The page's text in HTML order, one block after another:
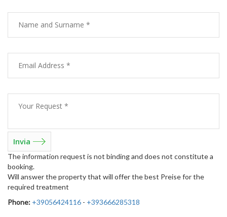
The information request is not binding and does not constitute a
booking.
Will answer the property that will offer the best Preise for the
required treatment
Phone: +39056424116 - +393666285318